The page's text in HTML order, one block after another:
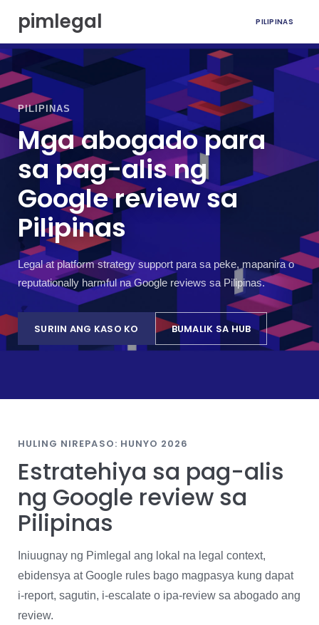
u
i
n
pimlegal PILIPINAS
PILIPINAS
Mga abogado para
sa pag-alis ng
Google review sa
Pilipinas
Legal at platform strategy support para sa peke, mapanira o
reputationally harmful na Google reviews sa Pilipinas.
SURIIN ANG KASO KO BUMALIK SA HUB
HULING NIREPASO: HUNYO 2026
Estratehiya sa pag-alis
ng Google review sa
Pilipinas
Iniuugnay ng Pimlegal ang lokal na legal context,
ebidensya at Google rules bago magpasya kung dapat
i-report, sagutin, i-escalate o ipa-review sa abogado ang
review.